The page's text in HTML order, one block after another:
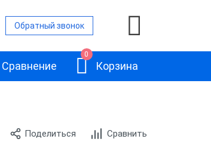
Обратный звонок
Сравнение
0
Корзина
Поделиться Сравнить